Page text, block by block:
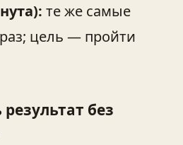
те же самые
цель — пройти
без